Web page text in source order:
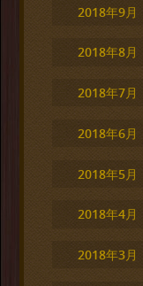
2018年9月
2018年8月
2018年7月
2018年6月
2018年5月
2018年4月
2018年3月